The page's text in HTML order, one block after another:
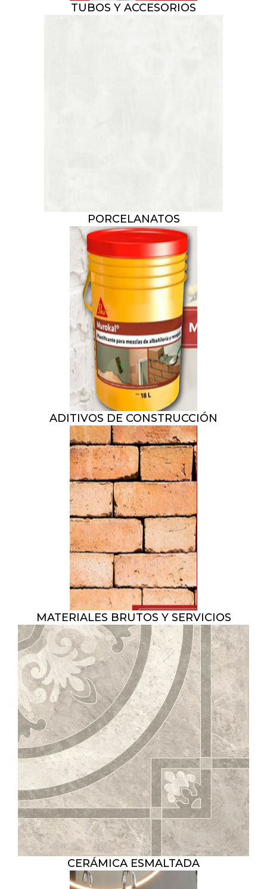
TUBOS Y ACCESORIOS
PORCELANATOS
ADITIVOS DE CONSTRUCCIÓN
MATERIALES BRUTOS Y SERVICIOS
CERÁMICA ESMALTADA